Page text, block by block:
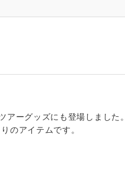
ーグッズにも登場しました。
のアイテムです。